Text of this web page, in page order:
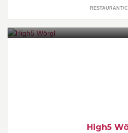
RESTAURANT/
High5